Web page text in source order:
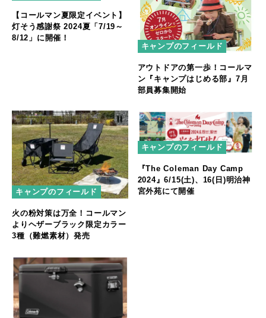
【コールマン夏限定イベント】
灯そう感謝祭 2024夏「7/19～
8/12」に開催！
キャンプのフィールド
アウトドアの第一歩！コールマ
ン『キャンプはじめる部』7月
部員募集開始
キャンプのフィールド
火の粉対策は万全！コールマン
よりヘザーブラック限定カラー
3種（難燃素材）発売
キャンプのフィールド
『The Coleman Day Camp
2024』6/15(土)、16(日)明治神
宮外苑にて開催